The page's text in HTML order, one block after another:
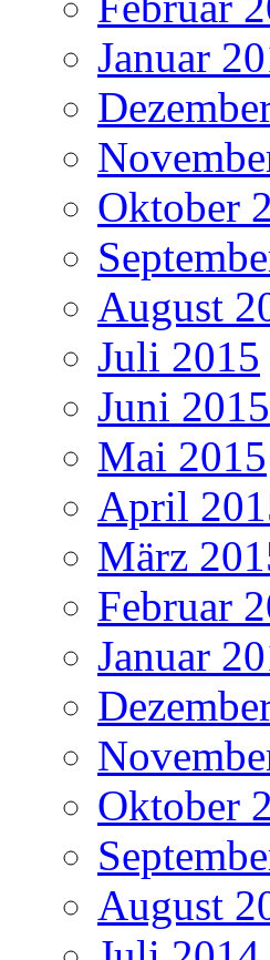
Januar
Oktober
August
Juli 2015
Juni 2015
Mai 2015
April
März
Februar
Januar
Oktober
August